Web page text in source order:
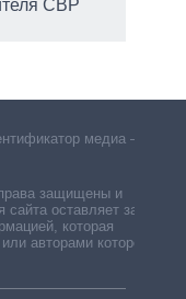
СВР
медиа –
защищены и
оставляет за
которая
авторами которой